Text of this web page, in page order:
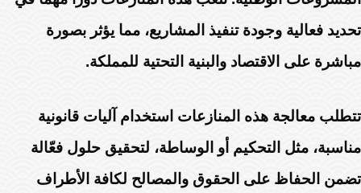
تحديد فعالية وجودة تنفيذ المشاريع، مما يؤثر بصورة
مباشرة على الاقتصاد والبنية التحتية للمملكة.
تتطلب معالجة هذه المنازعات استخدام آليات قانونية
مناسبة، مثل التحكيم أو الوساطة، لتحقيق حلول فعّالة
تضمن الحفاظ على الحقوق والمصالح لكافة الأطراف